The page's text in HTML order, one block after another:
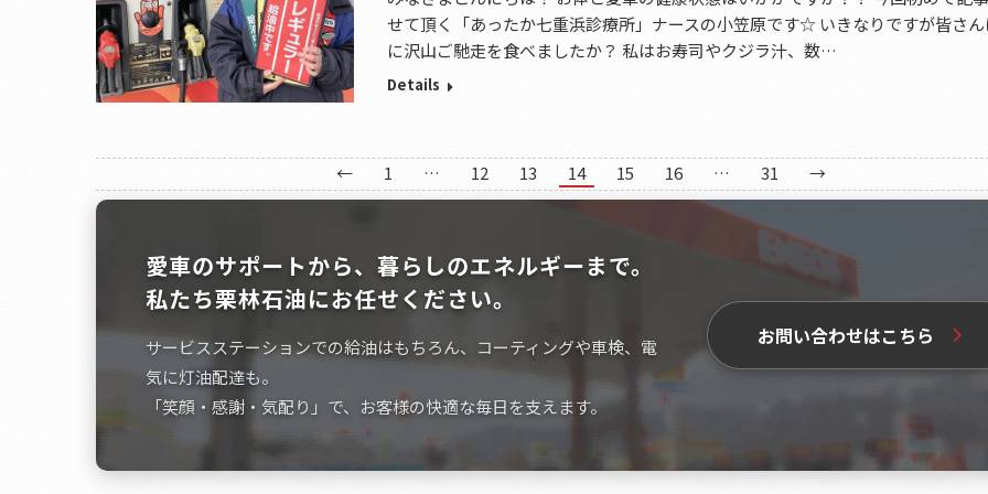
せて頂く「あったか七重浜診療所」ナースの小笠原です☆ いきなりですが皆さ
に沢山ご馳走を食べましたか？ 私はお寿司やクジラ汁、数…
Details
← 1 … 12 13 14 15 16 … 31 →
愛車のサポートから、暮らしのエネルギーまで。
私たち栗林石油にお任せください。
サービスステーションでの給油はもちろん、コーティングや車検、電
気に灯油配達も。
「笑顔・感謝・気配り」で、お客様の快適な毎日を支えます。
お問い合わせはこちら